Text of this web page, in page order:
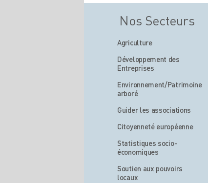
Nos Secteurs
Agriculture
Développement des
Entreprises
Environnement/Patrimoine
arboré
Guider les associations
Citoyenneté européenne
Statistiques socio-
économiques
Soutien aux pouvoirs
locaux